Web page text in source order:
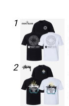
1
2